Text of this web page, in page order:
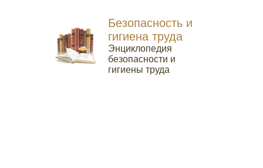
Безопасность и
гигиена труда
Энциклопедия
безопасности и
гигиены труда